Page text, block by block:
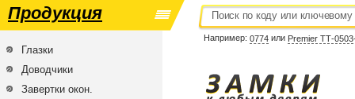
Продукция
Например: 0774 или Premier ТТ-
Глазки
Доводчики
Завертки окон.